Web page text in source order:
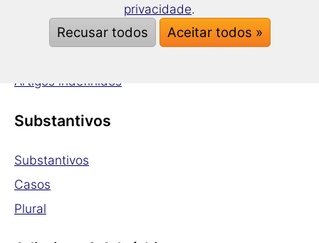
Artigos
Artigos indefinidos
Substantivos
Substantivos
Casos
Plural
privacidade.
Recusar todos Aceitar todos »